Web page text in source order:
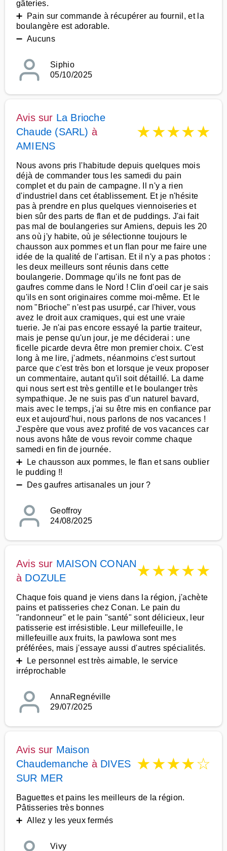
gâteries.
➕ Pain sur commande à récupérer au fournil, et la
boulangère est adorable.
➖ Aucuns
Siphio
05/10/2025
Avis sur La Brioche
Chaude (SARL) à
AMIENS
★★★★★
Nous avons pris l'habitude depuis quelques mois
déjà de commander tous les samedi du pain
complet et du pain de campagne. Il n'y a rien
d'industriel dans cet établissement. Et je n'hésite
pas à prendre en plus quelques viennoiseries et
bien sûr des parts de flan et de puddings. J'ai fait
pas mal de boulangeries sur Amiens, depuis les 20
ans où j'y habite, où je sélectionne toujours le
chausson aux pommes et un flan pour me faire une
idée de la qualité de l'artisan. Et il n'y a pas photos :
les deux meilleurs sont réunis dans cette
boulangerie. Dommage qu'ils ne font pas de
gaufres comme dans le Nord ! Clin d'oeil car je sais
qu'ils en sont originaires comme moi-même. Et le
nom "Brioche" n'est pas usurpé, car l'hiver, vous
avez le droit aux cramiques, qui est une vraie
tuerie. Je n'ai pas encore essayé la partie traiteur,
mais je pense qu'un jour, je me déciderai : une
ficelle picarde devra être mon premier choix. C'est
long à me lire, j'admets, néanmoins c'est surtout
parce que c'est très bon et lorsque je veux proposer
un commentaire, autant qu'il soit détaillé. La dame
qui nous sert est très gentille et le boulanger très
sympathique. Je ne suis pas d'un naturel bavard,
mais avec le temps, j'ai su être mis en confiance par
eux et aujourd'hui, nous parlons de nos vacances !
J'espère que vous avez profité de vos vacances car
nous avons hâte de vous revoir comme chaque
samedi en fin de journée.
➕ Le chausson aux pommes, le flan et sans oublier
le pudding !!
➖ Des gaufres artisanales un jour ?
Geoffroy
24/08/2025
Avis sur MAISON CONAN
à DOZULE ★★★★★
Chaque fois quand je viens dans la région, j'achète
pains et patisseries chez Conan. Le pain du
"randonneur" et le pain "santé" sont délicieux, leur
patisserie est irrésistible. Leur millefeuille, le
millefeuille aux fruits, la pawlowa sont mes
préférées, mais j'essaye aussi d'autres spécialités.
➕ Le personnel est très aimable, le service
irréprochable
AnnaRegnéville
29/07/2025
Avis sur Maison
Chaudemanche à DIVES
SUR MER
★★★★☆
Baguettes et pains les meilleurs de la région.
Pâtisseries très bonnes
➕ Allez y les yeux fermés
Vivy